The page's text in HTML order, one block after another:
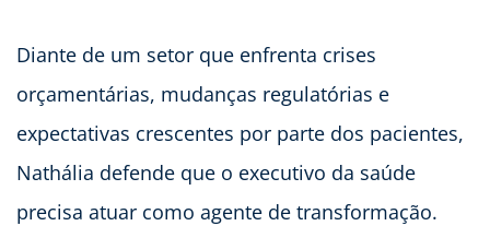
Diante de um setor que enfrenta crises
orçamentárias, mudanças regulatórias e
expectativas crescentes por parte dos pacientes,
Nathália defende que o executivo da saúde
precisa atuar como agente de transformação.